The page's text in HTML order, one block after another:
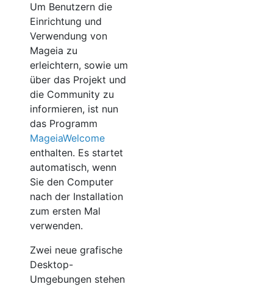
Um Benutzern die
Einrichtung und
Verwendung von
Mageia zu
erleichtern, sowie um
über das Projekt und
die Community zu
informieren, ist nun
das Programm
MageiaWelcome
enthalten. Es startet
automatisch, wenn
Sie den Computer
nach der Installation
zum ersten Mal
verwenden.
Zwei neue grafische
Desktop-
Umgebungen stehen